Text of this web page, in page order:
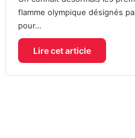
flamme olympique désignés
pour…
Lire cet article